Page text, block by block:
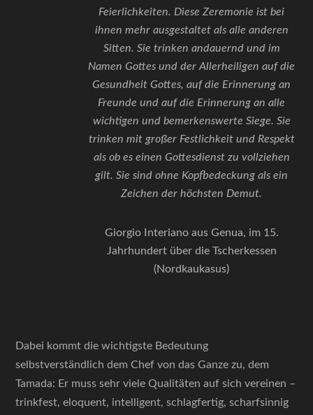
Feierlichkeiten. Diese Zeremonie ist bei
ihnen mehr ausgestaltet als alle anderen
Sitten. Sie trinken andauernd und im
Namen Gottes und der Allerheiligen auf die
Gesundheit Gottes, auf die Erinnerung an
Freunde und auf die Erinnerung an alle
wichtigen und bemerkenswerte Siege. Sie
trinken mit großer Festlichkeit und Respekt
als ob es einen Gottesdienst zu vollziehen
gilt. Sie sind ohne Kopfbedeckung als ein
Zeichen der höchsten Demut.
Giorgio Interiano aus Genua, im 15.
Jahrhundert über die Tscherkessen
(Nordkaukasus)
Dabei kommt die wichtigste Bedeutung
selbstverständlich dem Chef von das Ganze zu, dem
Tamada: Er muss sehr viele Qualitäten auf sich vereinen –
trinkfest, eloquent, intelligent, schlagfertig, scharfsinnig